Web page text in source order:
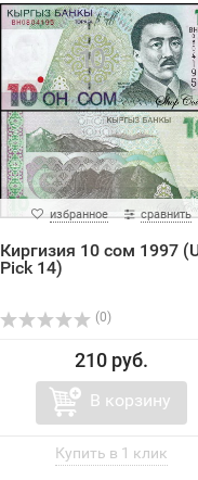
избранное сравнить
Киргизия 10 сом 1997
Pick 14)
(0)
210 руб.
В корзину